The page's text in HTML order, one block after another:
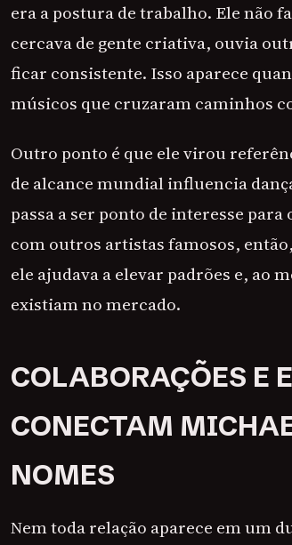
era a postura de trabalho. Ele não
cercava de gente criativa, ouvia
ficar consistente. Isso aparece
músicos que cruzaram caminhos
Outro ponto é que ele virou
de alcance mundial influencia
passa a ser ponto de interesse
com outros artistas famosos,
ele ajudava a elevar padrões e, ao
existiam no mercado.
COLABORAÇÕES E
CONECTAM
NOMES
Nem toda relação aparece em um